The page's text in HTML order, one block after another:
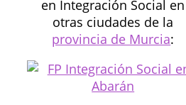
en Integración Social en
otras ciudades de la
provincia de Murcia: